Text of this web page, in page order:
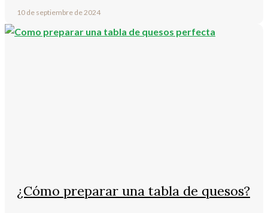
10 de septiembre de 2024
¿Cómo preparar una tabla de quesos?